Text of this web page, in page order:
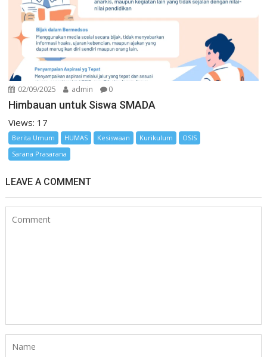
02/09/2025 admin 0
Himbauan untuk Siswa SMADA
Views: 17
Berita Umum HUMAS Kesiswaan Kurikulum
OSIS
Sarana Prasarana
LEAVE A COMMENT